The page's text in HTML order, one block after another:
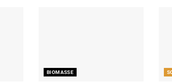
BIOMASSE